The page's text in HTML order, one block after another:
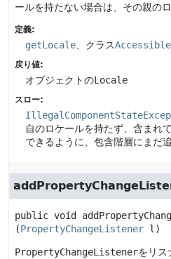
ールを持たない場合は、その親の
定義:
getLocale 、クラス
戻り値:
オブジェクトのLocale
スロー:
自のロケールを持たず、含まれ
できるように、包含階層にまだ
public void
(PropertyChangeListener l)
PropertyChangeListenerをリス